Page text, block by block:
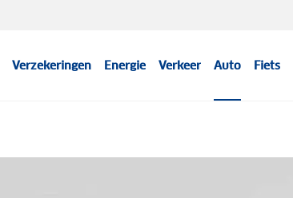
Verzekeringen Energie Verkeer Auto Fiets